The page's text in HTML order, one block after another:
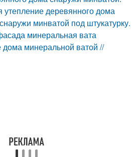
утепление деревянного дома
минватой под штукатурку.
минеральная вата
дома минеральной ватой //